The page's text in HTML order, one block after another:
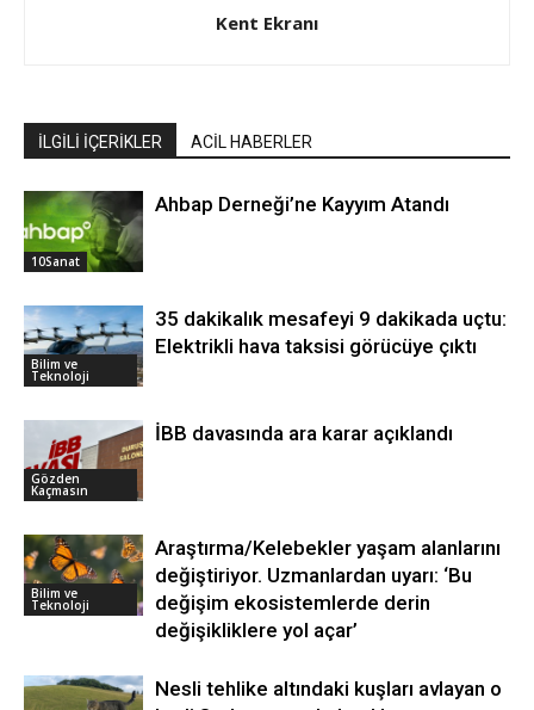
Kent Ekranı
İLGİLİ İÇERİKLER ACİL HABERLER
10Sanat
Ahbap Derneği’ne Kayyım Atandı
Bilim ve
Teknoloji
35 dakikalık mesafeyi 9 dakikada uçtu:
Elektrikli hava taksisi görücüye çıktı
Gözden
Kaçmasın
İBB davasında ara karar açıklandı
Bilim ve
Teknoloji
Araştırma/Kelebekler yaşam alanlarını
değiştiriyor. Uzmanlardan uyarı: ‘Bu
değişim ekosistemlerde derin
değişikliklere yol açar’
Nesli tehlike altındaki kuşları avlayan o